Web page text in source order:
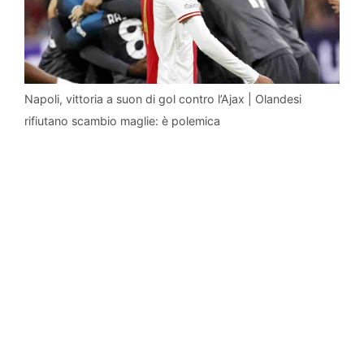
Napoli, vittoria a suon di gol contro l’Ajax | Olandesi
rifiutano scambio maglie: è polemica